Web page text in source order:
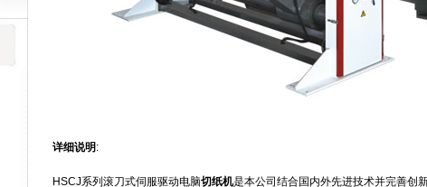
详细说明 :
HSCJ系列滚刀式伺服驱动电脑切纸机是本公司结合国内外先进技术并完善创